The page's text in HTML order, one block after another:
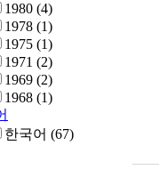
1980 (4)
1978 (1)
1975 (1)
1971 (2)
1969 (2)
1968 (1)
한국어 (67)